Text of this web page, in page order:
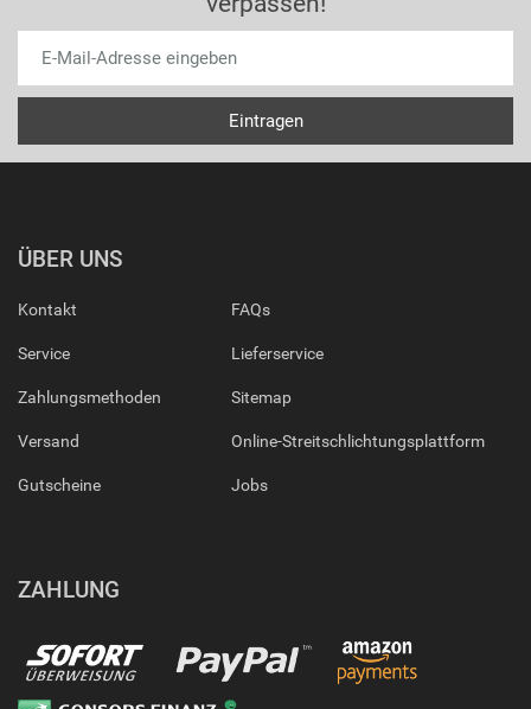
ÜBER UNS
Kontakt
Service
Zahlungsmethoden
Versand
Gutscheine
FAQs
Lieferservice
Sitemap
Online-Streitschlichtungsplattform
Jobs
ZAHLUNG